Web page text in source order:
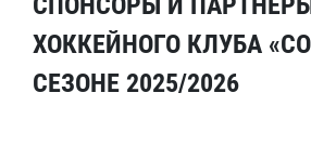
ХОККЕЙНОГО КЛУБА
СЕЗОНЕ 2025/2026